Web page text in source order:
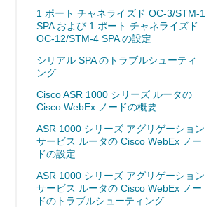
1 ポート チャネライズド OC-3/STM-1
SPA および 1 ポート チャネライズド
OC-12/STM-4 SPA の設定
シリアル SPA のトラブルシューティ
ング
Cisco ASR 1000 シリーズ ルータの
Cisco WebEx ノードの概要
ASR 1000 シリーズ アグリゲーション
サービス ルータの Cisco WebEx ノー
ドの設定
ASR 1000 シリーズ アグリゲーション
サービス ルータの Cisco WebEx ノー
ドのトラブルシューティング